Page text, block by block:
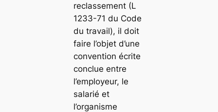
reclassement (L
1233-71 du Code
du travail), il doit
faire l’objet d’une
convention écrite
conclue entre
l’employeur, le
salarié et
l’organisme